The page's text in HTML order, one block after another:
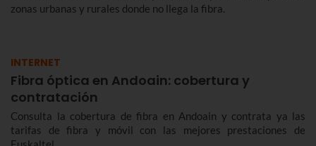
zonas urbanas y rurales donde no llega la fibra.
INTERNET
Fibra óptica en Andoain: cobertura y
contratación
Consulta la cobertura de fibra en Andoain y contrata ya las
tarifas de fibra y móvil con las mejores prestaciones de